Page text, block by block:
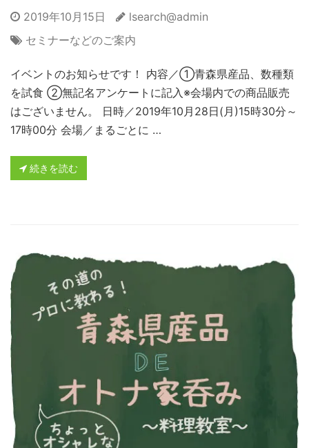
2019年10月15日
lsearch@admin
セミナーなどのご案内
イベントのお知らせです！ 内容／①青森県産品、数種類
を試食 ②無記名アンケートに記入※会場内での商品販売
はございません。 日時／2019年10月28日(月)15時30分～
17時00分 会場／まるごとに …
続きを読む